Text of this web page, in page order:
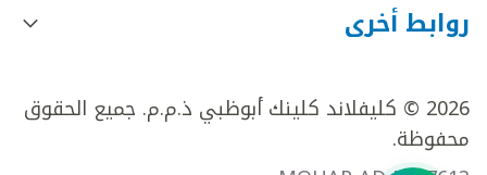
روابط أخرى
2026 © كليفلاند كلينك أبوظبي ذ.م.م. جميع الحقوق
محفوظة.